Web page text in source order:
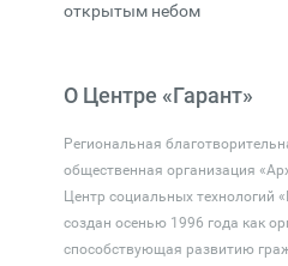
открытым небом
О Центре «Гарант»
Региональная
общественная организация
Центр социальных технологий
создан осенью 1996 года как
способствующая развитию